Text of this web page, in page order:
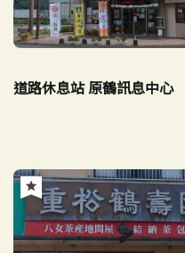
道路休息站 原鶴訊息中心